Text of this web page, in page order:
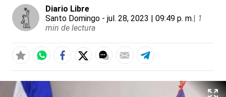
Diario Libre
Santo Domingo - jul. 28, 2023 | 09:49 p. m.| 1
min de lectura